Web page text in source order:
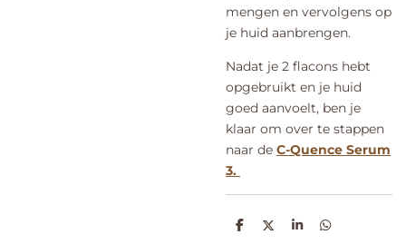
mengen en vervolgens op
je huid aanbrengen.
Nadat je 2 flacons hebt
opgebruikt en je huid
goed aanvoelt, ben je
klaar om over te stappen
naar de C-Quence Serum
3.
D
D
S
D